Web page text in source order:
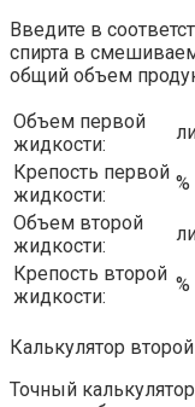
Введите в
спирта в
общий объем
Объем первой
жидкости:
Крепость первой
жидкости:
%
Объем второй
жидкости:
Крепость второй
жидкости:
%
Калькулятор
Точный